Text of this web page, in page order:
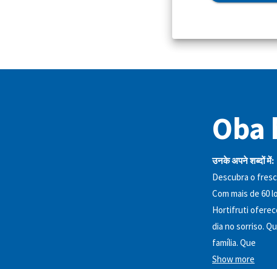
उनके अपने शब्दों में:
Descubra o
Com mais de 60
Hortifruti
dia no sorriso.
família. Que
Show more